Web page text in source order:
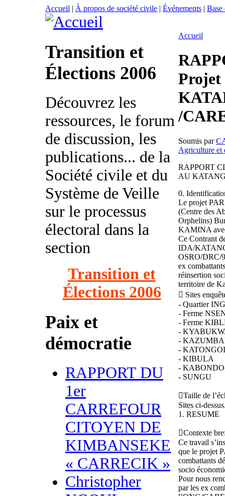
Accueil | À propos de société civile | Événements | Base
Transition et
Élections 2006
Découvrez les
ressources, le forum
de discussion, les
publications... de la
Société civile et du
Système de Veille
sur le processus
électoral dans la
section
Transition et
Élections 2006
Paix et
démocratie
RAPPORT DU
1er
CARREFOUR
CITOYEN DE
KIMBANSEKE
« CARRECIK »
Christopher
Accueil
Projet
/
Soumis par
Agriculture et
RAPPORT
AU
0.
Le projet
(Centre des
Orphelins)
KAMINA
Ce Contrant
IDA/
OSRO/DRC/
ex
réinsertion
territoire de
 Sites
- Quartier
- Ferme
- Ferme
-
-
-
- KIBULA
-
- SUNGU
Taille de
Sites ci-
1. RESUME
Contexte
Ce travail
que le projet
combattants
socio
Pour nous
par les ex